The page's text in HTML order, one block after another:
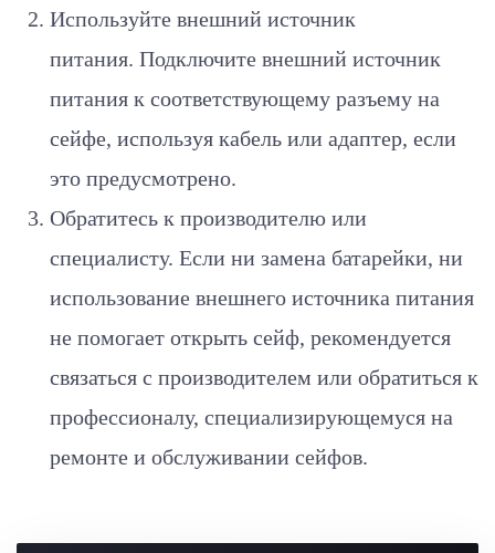
Используйте внешний источник
питания. Подключите внешний источник
питания к соответствующему разъему на
сейфе, используя кабель или адаптер, если
это предусмотрено.
Обратитесь к производителю или
специалисту. Если ни замена батарейки, ни
использование внешнего источника питания
не помогает открыть сейф, рекомендуется
связаться с производителем или обратиться к
профессионалу, специализирующемуся на
ремонте и обслуживании сейфов.